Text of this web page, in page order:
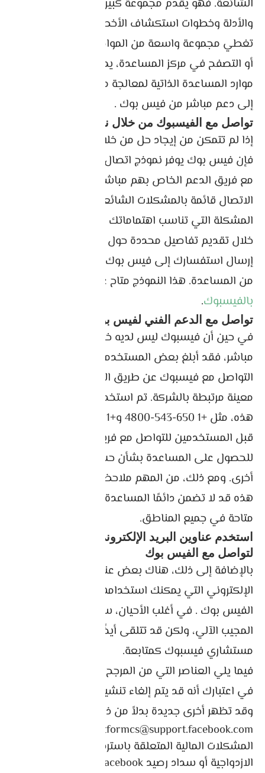
الشائعة. فهو يقدم مجموعة كبيرة من المقالات
والأدلة وخطوات استكشاف الأخطاء وإصلاحها التي
تغطي مجموعة واسعة من المواضيع. من خلال البحث
أو التصفح في مركز المساعدة، يمكنك الوصول إلى
موارد المساعدة الذاتية لمعالجة مخاوفك دون الحاجة
إلى دعم مباشر من فيس بوك .
تواصل مع الفيسبوك من خلال نموذج الاتصال
إذا لم تتمكن من إيجاد حل من خلال مركز المساعدة،
فإن فيس بوك يوفر نموذج اتصال يسمح لك بالتواصل
مع فريق الدعم الخاص بهم مباشرةً. يعرض نموذج
الاتصال قائمة بالمشكلات الشائعة، ويمكنك تحديد
المشكلة التي تناسب اهتماماتك على أفضل وجه. من
خلال تقديم تفاصيل محددة حول مشكلتك، يمكنك
إرسال استفسارك إلى فيس بوك للحصول على مزيد
من المساعدة. هذا النموذج متاح على
بالفيسبوك.
تواصل مع الدعم الفني لفيس بوك من خلال الهاتف
في حين أن فيسبوك ليس لديه خط دعم هاتفي
مباشر، فقد أبلغ بعض المستخدمين عن نجاحهم في
التواصل مع فيسبوك عن طريق الاتصال بأرقام هواتف
معينة مرتبطة بالشركة. تم استخدام أرقام الهواتف
للحصول على المساعدة بشأن حساباتهم أو مشكلات
أخرى. ومع ذلك، من المهم ملاحظة أن أرقام الهواتف
هذه قد لا تضمن دائمًا المساعدة الفورية وقد لا تكون
متاحة في جميع المناطق.
استخدم عناوين البريد الإلكتروني المباشرة
لتواصل مع الفيس بوك
بالإضافة إلى ذلك، هناك بعض عناوين البريد
الإلكتروني التي يمكنك استخدامها للاتصال بدعم
الفيس بوك . في أغلب الأحيان، ستتلقى ردًا فوريًا من
المجيب الآلي، ولكن قد تتلقى أيضًا ردًا حقيقيًا من أحد
مستشاري فيسبوك كمتابعة.
فيما يلي العناصر التي من المرجح أن تعمل – لكن ضع
في اعتبارك أنه قد يتم إلغاء تنشيطها بمرور الوقت
وقد تظهر أخرى جديدة بدلاً من ذلك.
المشكلات المالية المتعلقة باسترداد الأموال أو
الازدواجية أو سداد رصيد Facebook.